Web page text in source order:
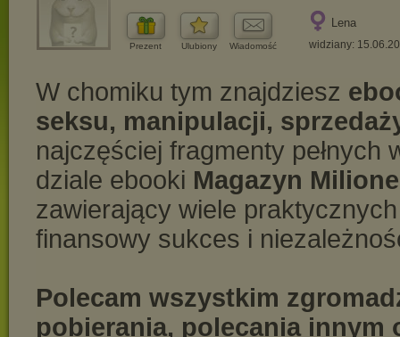
Prezent Ulubiony Wiadomość
Lena
widziany: